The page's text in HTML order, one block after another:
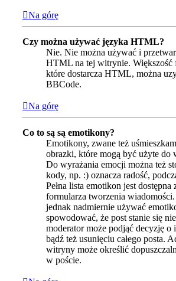
Na górę
Czy można używać języka HTML?
Nie. Nie można używać i
HTML na tej witrynie. Większość
które dostarcza HTML, można
BBCode.
Na górę
Co to są są emotikony?
Emotikony, zwane też
obrazki, które mogą być użyte do
Do wyrażania emocji można też
kody, np. :) oznacza radość,
Pełna lista emotikon jest dostępna
formularza tworzenia
jednak nadmiernie używać
spowodować, że post stanie się
moderator może podjąć decyzję o
bądź też usunięciu całego posta.
witryny może określić
w poście.